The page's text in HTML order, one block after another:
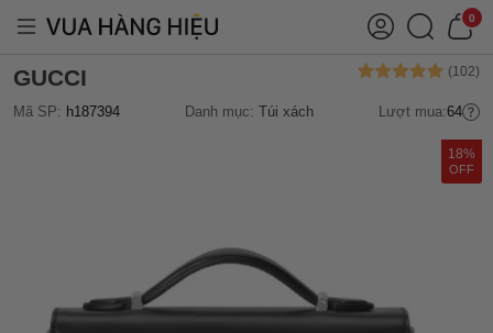
0
GUCCI
Mã SP: h187394 Danh mục: Túi xách Lượt mua:64
18%
OFF